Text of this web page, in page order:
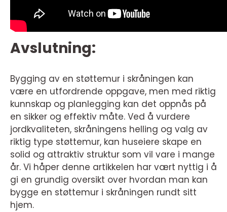
Avslutning:
Bygging av en støttemur i skråningen kan
være en utfordrende oppgave, men med riktig
kunnskap og planlegging kan det oppnås på
en sikker og effektiv måte. Ved å vurdere
jordkvaliteten, skråningens helling og valg av
riktig type støttemur, kan huseiere skape en
solid og attraktiv struktur som vil vare i mange
år. Vi håper denne artikkelen har vært nyttig i å
gi en grundig oversikt over hvordan man kan
bygge en støttemur i skråningen rundt sitt
hjem.